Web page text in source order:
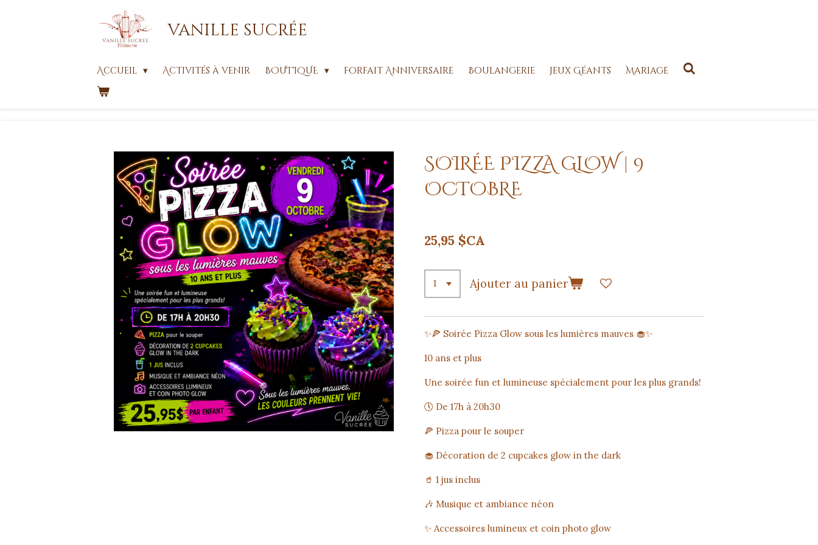
vanille sucrée
Accueil Activités à venir BOUTIQUE Forfait Anniversaire Boulangerie Jeux Géants Mariage
SOIRÉE PIZZA GLOW | 9
OCTOBRE
25,95 $CA
Ajouter au panier
✨🍕 Soirée Pizza Glow sous les lumières mauves 🧁✨
10 ans et plus
Une soirée fun et lumineuse spécialement pour les plus grands!
🕔 De 17h à 20h30
🍕 Pizza pour le souper
🧁 Décoration de 2 cupcakes glow in the dark
🥤 1 jus inclus
🎶 Musique et ambiance néon
✨ Accessoires lumineux et coin photo glow